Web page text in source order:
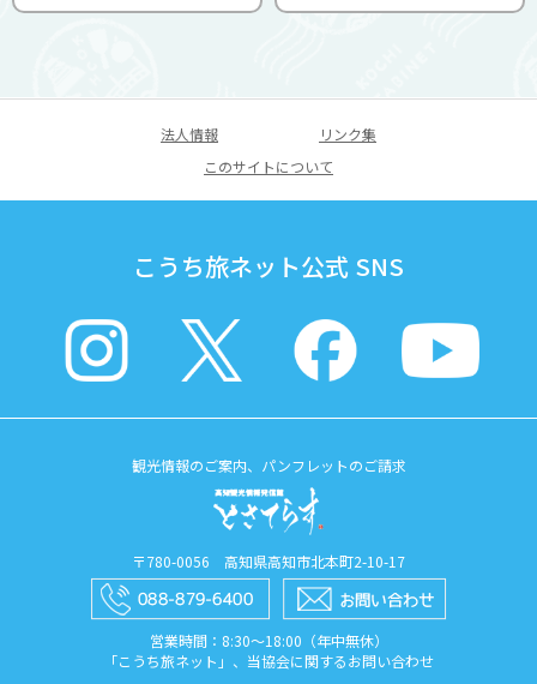
法人情報
リンク集
このサイトについて
こうち旅ネット公式 SNS
観光情報のご案内、パンフレットのご請求
〒780-0056 高知県高知市北本町2-10-17
営業時間：8:30〜18:00（年中無休）
「こうち旅ネット」、当協会に関するお問い合わせ